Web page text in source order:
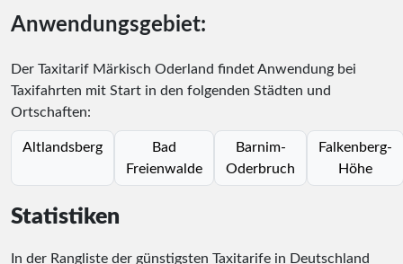
Anwendungsgebiet:
Der Taxitarif Märkisch Oderland findet Anwendung bei
Taxifahrten mit Start in den folgenden Städten und
Ortschaften:
Altlandsberg
Bad
Freienwalde
Barnim-
Oderbruch
Falkenberg-
Höhe
Statistiken
In der Rangliste der günstigsten Taxitarife in Deutschland